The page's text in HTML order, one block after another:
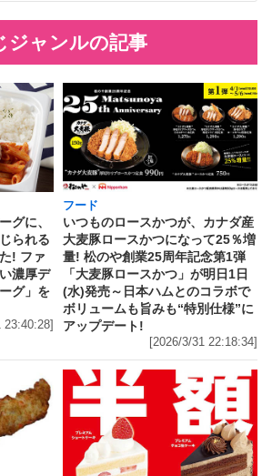
ジャンルの記事
グに、
られる
! ファ
濃厚デ
グ」を
23:40:28]
フード
いつものロースかつが、カナダ産
大麦豚ロースかつになって25％増
量! 松のや創業25周年記念第1弾
「大麦豚ロースかつ」が明日1日
(水)発売～日本ハムとのコラボで
ボリュームも旨みも“特別仕様”に
アップデート!
[2026/3/31 22:18:34]